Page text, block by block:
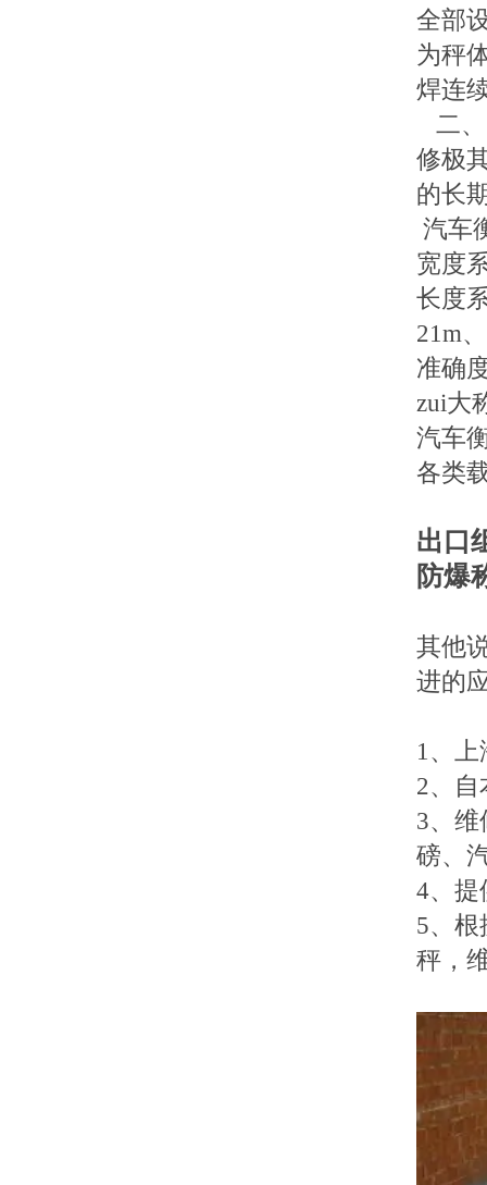
全部
为秤
焊连
二、
修极
的长
汽车
宽度
长度
21m、
准确
zui大
汽车
各类
出口
防爆
其他
进的
1 、上
2、
3、
磅、
4、
5、
秤，